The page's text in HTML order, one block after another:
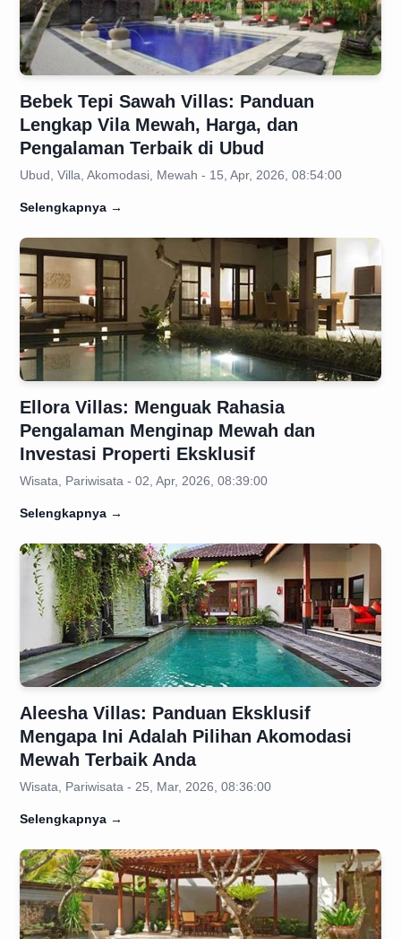
Bebek Tepi Sawah Villas: Panduan
Lengkap Vila Mewah, Harga, dan
Pengalaman Terbaik di Ubud
Ubud, Villa, Akomodasi, Mewah - 15, Apr, 2026, 08:54:00
Selengkapnya →
Ellora Villas: Menguak Rahasia
Pengalaman Menginap Mewah dan
Investasi Properti Eksklusif
Wisata, Pariwisata - 02, Apr, 2026, 08:39:00
Selengkapnya →
Aleesha Villas: Panduan Eksklusif
Mengapa Ini Adalah Pilihan Akomodasi
Mewah Terbaik Anda
Wisata, Pariwisata - 25, Mar, 2026, 08:36:00
Selengkapnya →